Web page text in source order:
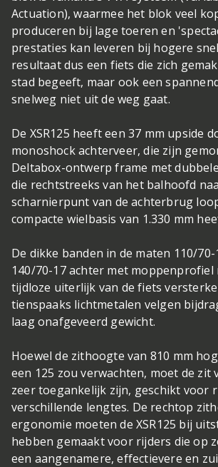
Actuation), waarmee het blok veel
produceren bij lage toeren en
prestaties kan leveren bij hogere
resultaat dus een fiets die zich
stad begeeft, maar ook een
snelweg niet uit de weg gaat.
De XSR125 heeft een 37 mm upside
monoshock achterveer, die zijn
Deltabox-ontwerp frame met
die rechtstreeks van het balhoofd
scharnierpunt van de achterbrug
compacte wielbasis van 1.330 mm
De dikke banden in de maten 110/
140/70-17 achter met
tijdloze uiterlijk van de fiets
tienspaaks lichtmetalen velgen
laag onafgeveerd gewicht.
Hoewel de zithoogte van 810 mm
een 125 zou verwachten, moet de zit
zeer toegankelijk zijn, geschikt voor
verschillende lengtes. De rechtop
ergonomie moeten de XSR125 bij
hebben gemaakt voor rijders die op
een aangenamere, effectievere en